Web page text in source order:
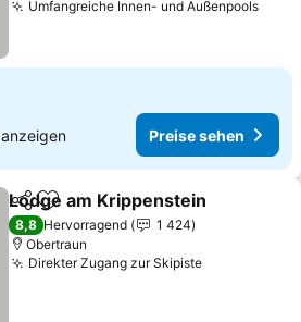
Umfangreiche Innen- und Außenpools
anzeigen Preise sehen
TeilenZu Favoriten hinzufügen
Lodge am Krippenstein
8,8 Hervorragend
1 424
Obertraun
Direkter Zugang zur Skipiste